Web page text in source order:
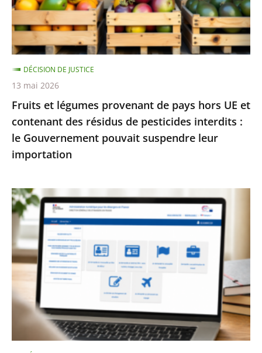
hors
UE
contenant
des
résidus
de
pesticides
interdits
:
Gouvernement
pouvait
suspendre
leur
importation
Fruits et légumes provenant de pays hors UE et
contenant des résidus de pesticides interdits :
le Gouvernement pouvait suspendre leur
importation
DÉCISION DE JUSTICE
13 mai 2026
Services
publics
le
Conseil
d’État
enjoint
l’État
de